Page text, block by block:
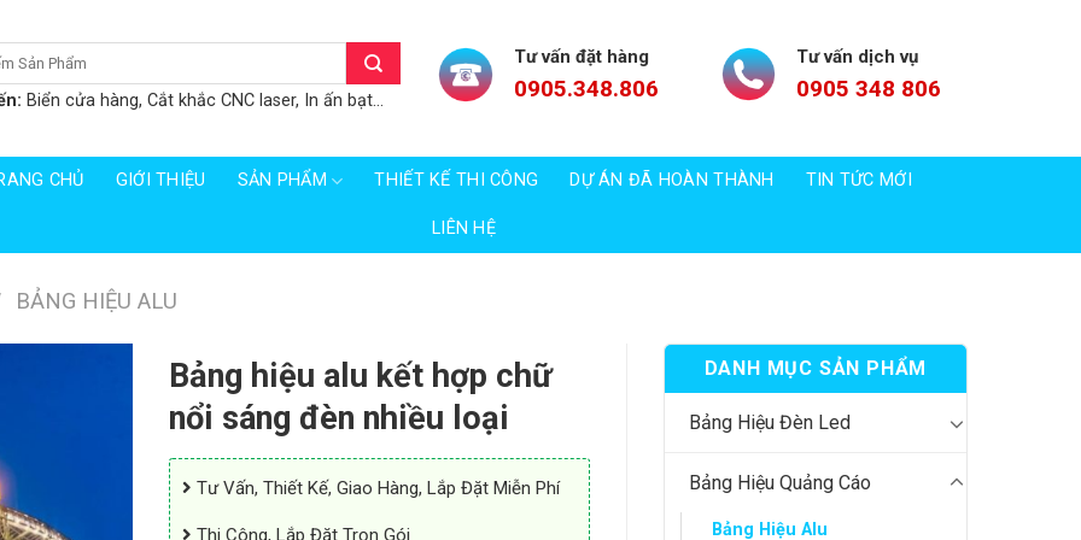
Biển cửa hàng, Cắt khắc CNC laser, In ấn bạt...
Tư vấn đặt hàng
0905.348.806
Tư vấn dịch vụ
0905 348 806
CHỦ GIỚI THIỆU SẢN PHẨM THIẾT KẾ THI CÔNG DỰ ÁN ĐÃ HOÀN THÀNH TIN TỨC MỚI
LIÊN HỆ
BẢNG HIỆU ALU
Bảng hiệu alu kết hợp chữ
nổi sáng đèn nhiều loại
Tư Vấn, Thiết Kế, Giao Hàng, Lắp Đặt Miễn Phí
Thi Công, Lắp Đặt Trọn Gói
DANH MỤC SẢN PHẨM
Bảng Hiệu Đèn Led
Bảng Hiệu Quảng Cáo
Bảng Hiệu Alu